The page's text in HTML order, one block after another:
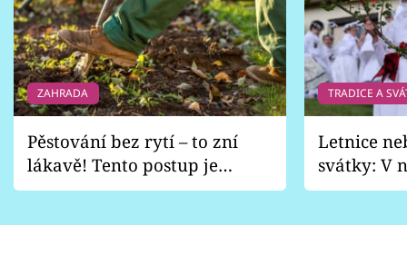
ZAHRADA
Pěstování bez rytí – to zní
lákavě! Tento postup je
vhodný jen pro některé
TRADICE A
Letnice
svátky: V
pondělí